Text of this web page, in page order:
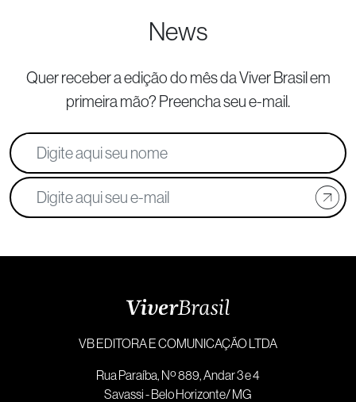
News
Quer receber a edição do mês da Viver Brasil em
primeira mão? Preencha seu e-mail.
VB EDITORA E COMUNICAÇÃO LTDA
Rua Paraíba, Nº 889, Andar 3 e 4
Savassi - Belo Horizonte/ MG